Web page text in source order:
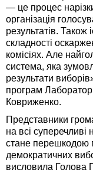
— це процес
організація
результатів. Також
складності
комісіях. Але
система, яка
результати
програм
Ковриженко.
Представники
на всі
стане перешкодою
демократичних
висловила Голова